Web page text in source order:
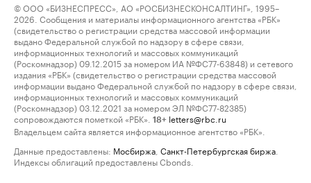
© ООО «БИЗНЕСПРЕСС», АО «РОСБИЗНЕСКОНСАЛТИНГ», 1995–
2026. Сообщения и материалы информационного агентства «РБК»
(свидетельство о регистрации средства массовой информации
выдано Федеральной службой по надзору в сфере связи,
информационных технологий и массовых коммуникаций
(Роскомнадзор) 09.12.2015 за номером ИА №ФС77-63848) и сетевого
издания «РБК» (свидетельство о регистрации средства массовой
информации выдано Федеральной службой по надзору в сфере связи,
информационных технологий и массовых коммуникаций
(Роскомнадзор) 03.12.2021 за номером ЭЛ №ФС77-82385)
сопровождаются пометкой «РБК».
18+ letters@rbc.ru
Владельцем сайта является информационное агентство «РБК».
Данные предоставлены: Мосбиржа Санкт-Петербургская биржа
Индексы облигаций предоставлены Cbonds.